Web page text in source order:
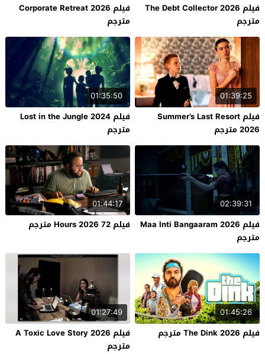
فيلم The Debt Collector 2026
مترجم
فيلم Corporate Retreat 2026
مترجم
01:39:25
فيلم Summer’s Last Resort
2026 مترجم
01:35:50
فيلم Lost in the Jungle 2024
مترجم
02:39:31
فيلم Maa Inti Bangaaram 2026
مترجم
01:44:17
فيلم 72 Hours 2026 مترجم
01:45:26
فيلم The Dink 2026 مترجم
01:27:49
فيلم A Toxic Love Story 2026
مترجم